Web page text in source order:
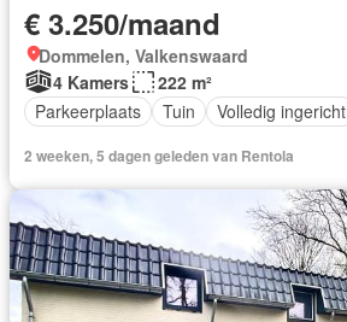
€ 3.250/maand
Dommelen, Valkenswaard
4 Kamers
222 m²
Parkeerplaats
Tuin Volledig ingericht
2 weeken, 5 dagen geleden van Rentola